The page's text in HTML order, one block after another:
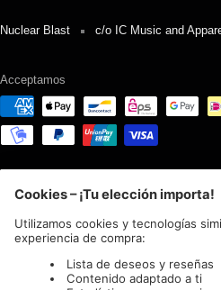
Nuclear Blast c/o IC Music and
Acceptamos